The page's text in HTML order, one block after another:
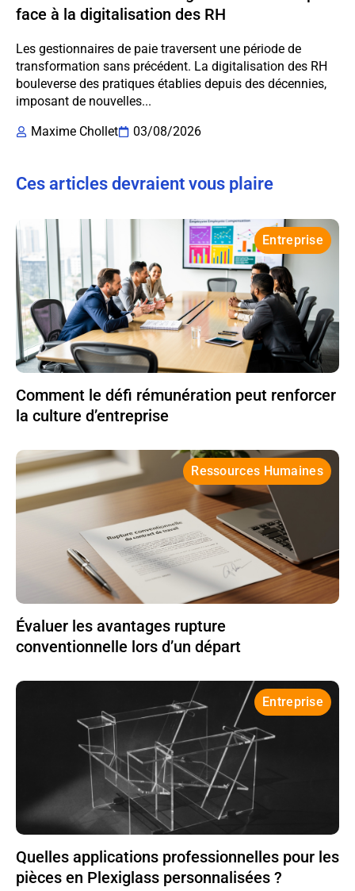
face à la digitalisation des RH
Les gestionnaires de paie traversent une période de
transformation sans précédent. La digitalisation des RH
bouleverse des pratiques établies depuis des décennies,
imposant de nouvelles...
Maxime Chollet
03/08/2026
Ces articles devraient vous plaire
Entreprise
Comment le défi rémunération peut renforcer
la culture d’entreprise
Ressources Humaines
Évaluer les avantages rupture
conventionnelle lors d’un départ
Entreprise
Quelles applications professionnelles pour les
pièces en Plexiglass personnalisées ?